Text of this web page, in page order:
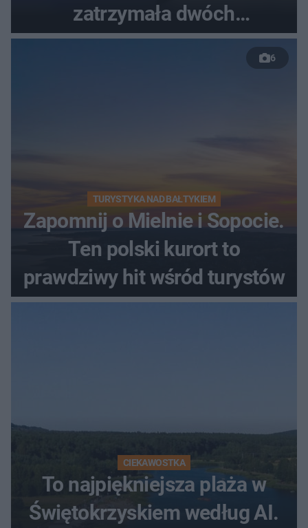
zatrzymała dwóch
nastolatków
6
TURYSTYKA NAD BAŁTYKIEM
Zapomnij o Mielnie i Sopocie.
Ten polski kurort to
prawdziwy hit wśród turystów
CIEKAWOSTKA
To najpiękniejsza plaża w
Świętokrzyskiem według AI.